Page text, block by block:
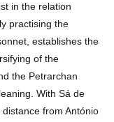
in the relation
practising the
establishes the
of the
the Petrarchan
With Sá de
from António